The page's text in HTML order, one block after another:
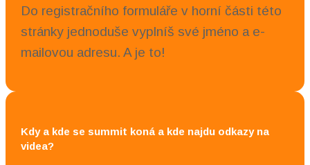
Do registračního formuláře v horní části této
stránky jednoduše vyplníš své jméno a e-
mailovou adresu. A je to!
Kdy a kde se summit koná a kde najdu odkazy na
videa?